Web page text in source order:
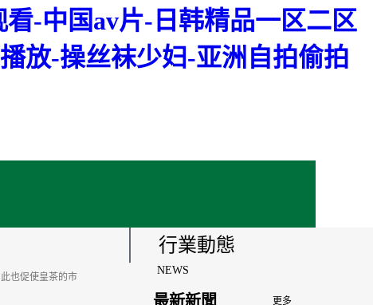
-中国av片-日韩精品一区二区
放-操丝袜少妇-亚洲自拍偷拍
行業動態
NEWS
最新新聞 更多
也促使皇茶的市